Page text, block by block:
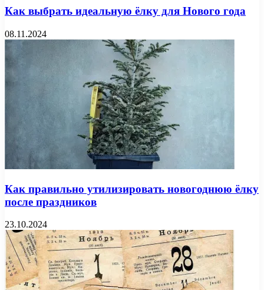
Как выбрать идеальную ёлку для Нового года
08.11.2024
Как правильно утилизировать новогоднюю ёлку
после праздников
23.10.2024